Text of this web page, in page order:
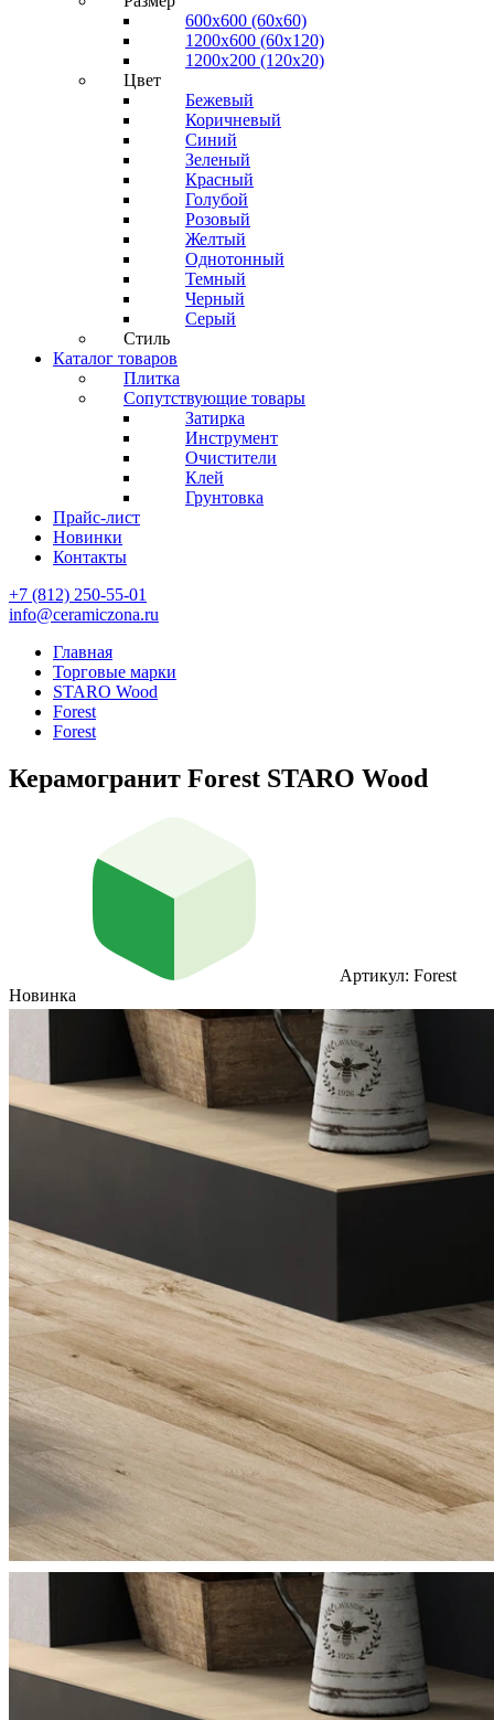
600х600 (60х60)
1200х600 (60х120)
1200х200 (120x20)
Цвет
Бежевый
Коричневый
Синий
Зеленый
Красный
Голубой
Розовый
Желтый
Однотонный
Темный
Черный
Серый
Стиль
Каталог товаров
Плитка
Сопутствующие товары
Затирка
Инструмент
Очистители
Клей
Грунтовка
Прайс-лист
Новинки
Контакты
+7 (812) 250-55-01
info@ceramiczona.ru
Главная
Торговые марки
STARO Wood
Forest
Forest
Керамогранит Forest STARO Wood
Артикул: Forest
Новинка